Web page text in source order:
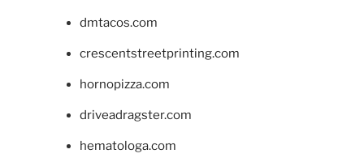
dmtacos.com
crescentstreetprinting.com
hornopizza.com
driveadragster.com
hematologa.com